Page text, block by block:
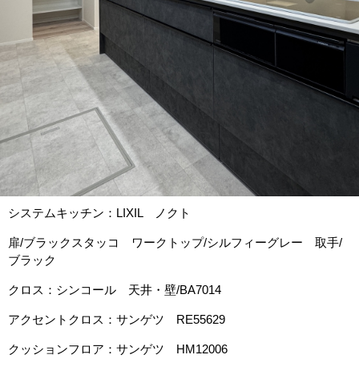
システムキッチン：LIXIL ノクト
扉/ブラックスタッコ ワークトップ/シルフィーグレー 取手/
ブラック
クロス：シンコール 天井・壁/BA7014
アクセントクロス：サンゲツ RE55629
クッションフロア：サンゲツ HM12006